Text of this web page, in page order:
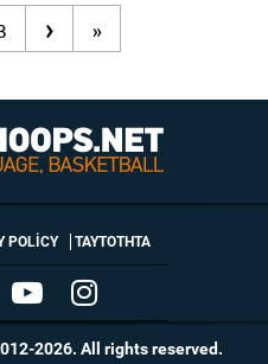
› »
POLICY ΤΑΥΤΟΤΗΤΑ
2026. All rights reserved.